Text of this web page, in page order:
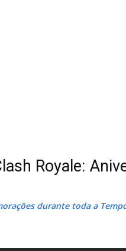
Royale:
durante toda a